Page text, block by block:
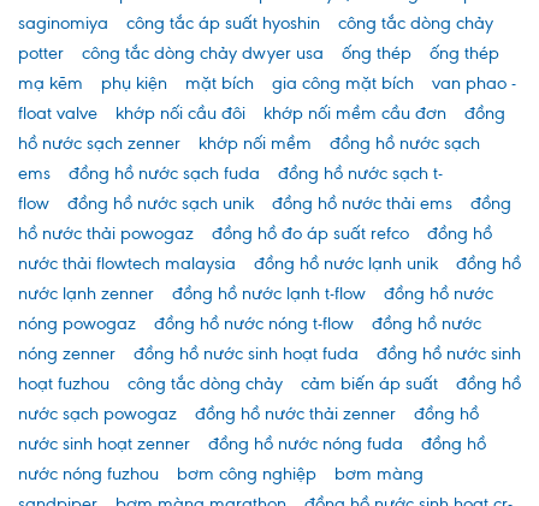
saginomiya
công tắc áp suất hyoshin
công tắc dòng chảy
potter
công tắc dòng chảy dwyer usa ống thép
ống thép
mạ kẽm
phụ kiện mặt bích gia công mặt bích
van phao -
float valve
khớp nối cầu đôi khớp nối mềm cầu đơn
đồng
hồ nước sạch zenner
khớp nối mềm
đồng hồ nước sạch
ems
đồng hồ nước sạch fuda
đồng hồ nước sạch t-
flow
đồng hồ nước sạch unik đồng hồ nước thải ems
đồng
hồ nước thải powogaz
đồng hồ đo áp suất refco
đồng hồ
nước thải flowtech malaysia
đồng hồ nước lạnh unik
đồng hồ
nước lạnh zenner
đồng hồ nước lạnh t-flow
đồng hồ nước
nóng powogaz
đồng hồ nước nóng t-flow
đồng hồ nước
nóng zenner
đồng hồ nước sinh hoạt fuda
đồng hồ nước sinh
hoạt fuzhou
công tắc dòng chảy cảm biến áp suất
đồng hồ
nước sạch powogaz
đồng hồ nước thải zenner
đồng hồ
nước sinh hoạt zenner
đồng hồ nước nóng fuda
đồng hồ
nước nóng fuzhou
bơm công nghiệp
bơm màng